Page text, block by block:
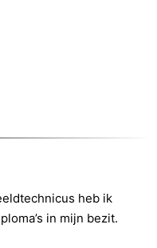
heb ik
in mijn bezit.